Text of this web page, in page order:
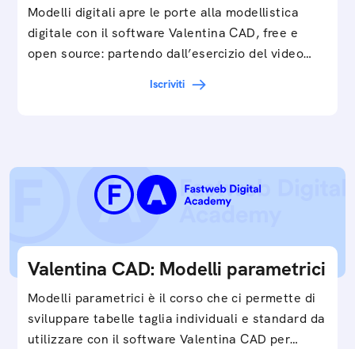
Modelli digitali apre le porte alla modellistica
digitale con il software Valentina CAD, free e
open source: partendo dall’esercizio del video…
Iscriviti
Valentina CAD: Modelli parametrici
Modelli parametrici è il corso che ci permette di
sviluppare tabelle taglia individuali e standard da
utilizzare con il software Valentina CAD per…